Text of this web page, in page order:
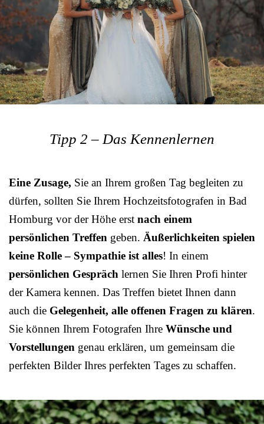
Tipp 2 – Das Kennenlernen
Eine Zusage, Sie an Ihrem großen Tag begleiten zu
dürfen, sollten Sie Ihrem Hochzeitsfotografen in Bad
Homburg vor der Höhe erst nach einem
persönlichen Treffen geben. Äußerlichkeiten spielen
keine Rolle – Sympathie ist alles! In einem
persönlichen Gespräch lernen Sie Ihren Profi hinter
der Kamera kennen. Das Treffen bietet Ihnen dann
auch die Gelegenheit, alle offenen Fragen zu klären.
Sie können Ihrem Fotografen Ihre Wünsche und
Vorstellungen genau erklären, um gemeinsam die
perfekten Bilder Ihres perfekten Tages zu schaffen.